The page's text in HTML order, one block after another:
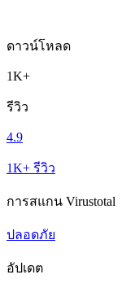
ดาวน์โหลด
1K+
รีวิว
4.9
1K+ รีวิว
การสแกน Virustotal
ปลอดภัย
อัปเดต